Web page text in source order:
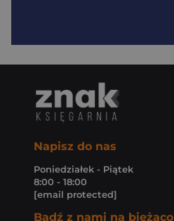
Napisz do nas
Poniedziałek - Piątek
8:00 - 18:00
[email protected]
Bądź z nami na bieżąco